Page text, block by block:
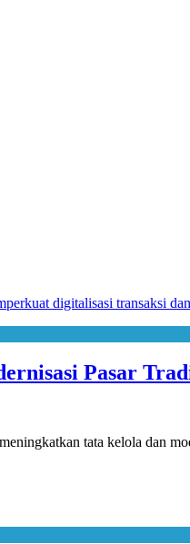
Pasar
tata kelola dan